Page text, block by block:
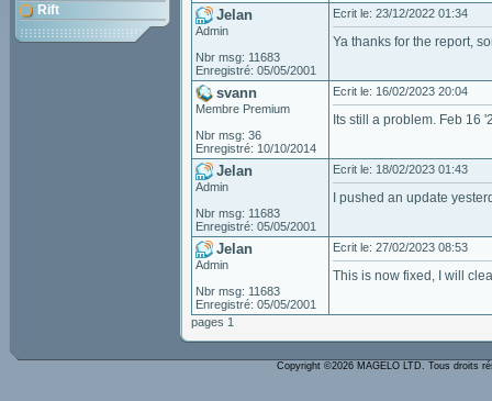
Rift
Jelan
Admin
Nbr msg: 11683
Enregistré: 05/05/2001
Ecrit le: 23/12/2022 01:34
Ya thanks for the report,
svann
Membre Premium
Nbr msg: 36
Enregistré: 10/10/2014
Ecrit le: 16/02/2023 20:04
Its still a problem. Feb 16
Jelan
Admin
Nbr msg: 11683
Enregistré: 05/05/2001
Ecrit le: 18/02/2023 01:43
I pushed an update
Jelan
Admin
Nbr msg: 11683
Enregistré: 05/05/2001
Ecrit le: 27/02/2023 08:53
This is now fixed, I will
pages 1
Copyright ©2026 MAGELO LTD. Tous droits